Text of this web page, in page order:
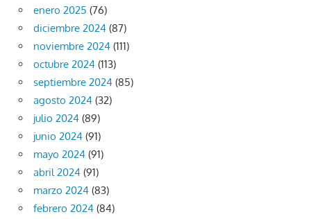
enero 2025 (76)
diciembre 2024 (87)
noviembre 2024 (111)
octubre 2024 (113)
septiembre 2024 (85)
agosto 2024 (32)
julio 2024 (89)
junio 2024 (91)
mayo 2024 (91)
abril 2024 (91)
marzo 2024 (83)
febrero 2024 (84)